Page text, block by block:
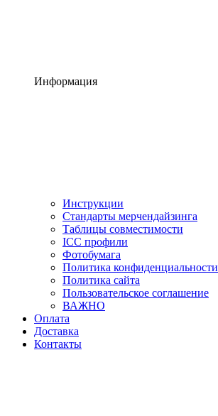
Информация
Инструкции
Стандарты мерчендайзинга
Таблицы совместимости
ICC профили
Фотобумага
Политика конфиденциальности
Политика сайта
Пользовательское соглашение
ВАЖНО
Оплата
Доставка
Контакты